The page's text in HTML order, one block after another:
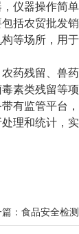
仪器操作简
括农贸批发
等场所，用
药残留、兽
素类残留等
有监管平台
理和统计，
篇：食品安全检